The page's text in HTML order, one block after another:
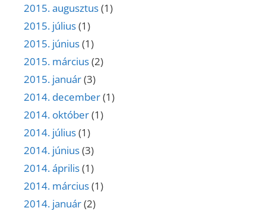
2015. augusztus(1)
2015. július(1)
2015. június(1)
2015. március(2)
2015. január(3)
2014. december(1)
2014. október(1)
2014. július(1)
2014. június(3)
2014. április(1)
2014. március(1)
2014. január(2)